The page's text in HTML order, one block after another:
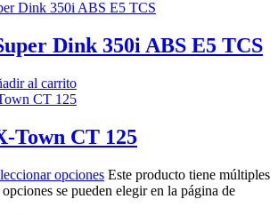
Dink 350i ABS E5 TCS
al carrito
Town CT 125
opciones Este producto tiene múltiples
se pueden elegir en la página de